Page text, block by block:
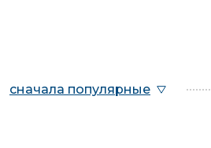
сначала популярные